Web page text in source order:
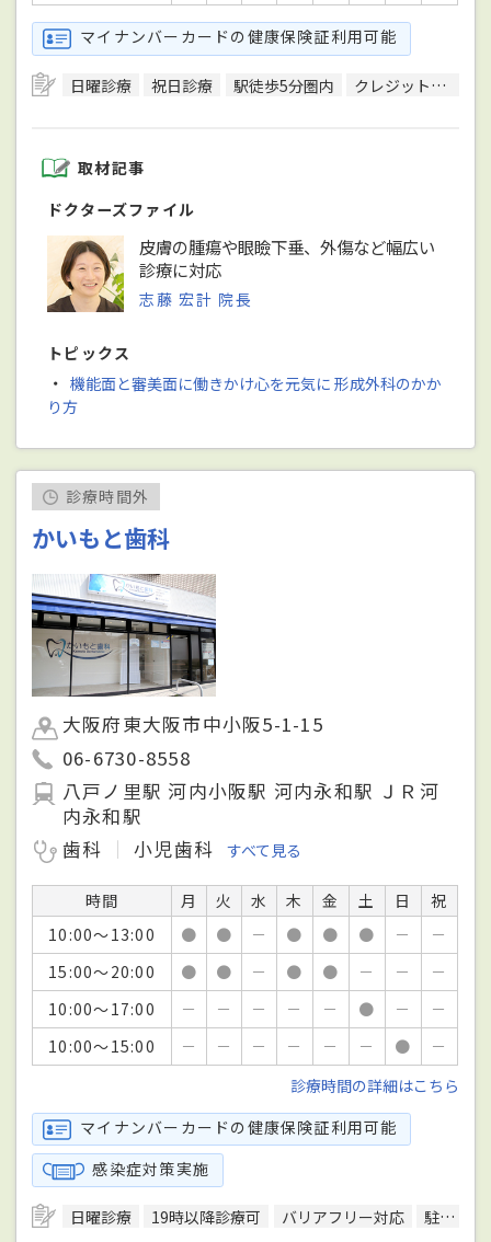
マイナンバーカードの健康保険証利用可能
日曜診療 祝日診療 駅徒歩5分圏内 クレジットカード対応
取材記事
ドクターズファイル
皮膚の腫瘍や眼瞼下垂、外傷など幅広い
診療に対応
志藤 宏計 院長
トピックス
・ 機能面と審美面に働きかけ心を元気に 形成外科のかか
り方
診療時間外
かいもと歯科
大阪府東大阪市中小阪5-1-15
06-6730-8558
八戸ノ里駅 河内小阪駅 河内永和駅 ＪＲ河
内永和駅
歯科
小児歯科 すべて見る
時間 月 火 水 木 金 土 日
祝
10:00～13:00
● ● － ● ● ● －
－
15:00～20:00
● ● － ● ● － －
－
10:00～17:00
－ － － － － ● －
－
10:00～15:00
－ － － － － － ●
－
診療時間の詳細はこちら
マイナンバーカードの健康保険証利用可能
感染症対策実施
日曜診療 19時以降診療可 バリアフリー対応 駐車場あり